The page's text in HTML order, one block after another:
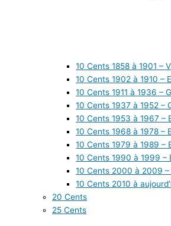
10 Cents 1858 à 1901 –
10 Cents 1902 à 1910 –
10 Cents 1911 à 1936 –
10 Cents 1937 à 1952 –
10 Cents 1953 à 1967 –
10 Cents 1968 à 1978 –
10 Cents 1979 à 1989 –
10 Cents 1990 à 1999 –
10 Cents 2000 à 2009 –
10 Cents 2010 à
20 Cents
25 Cents